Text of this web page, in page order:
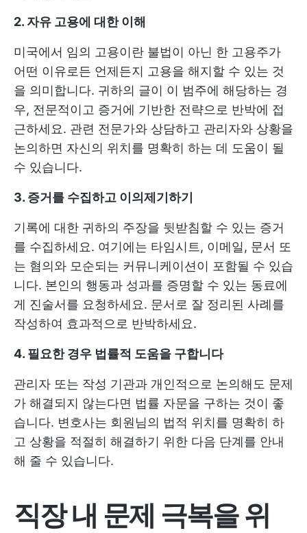
2. 자유 고용에 대한 이해
미국에서 임의 고용이란 불법이 아닌 한 고용주가
어떤 이유로든 언제든지 고용을 해지할 수 있는 것
을 의미합니다. 귀하의 글이 이 범주에 해당하는 경
우, 전문적이고 증거에 기반한 전략으로 반박에 접
근하세요. 관련 전문가와 상담하고 관리자와 상황을
논의하면 자신의 위치를 명확히 하는 데 도움이 될
수 있습니다.
3. 증거를 수집하고 이의제기 하기
기록에 대한 귀하의 주장을 뒷받침할 수 있는 증거
를 수집하세요. 여기에는 타임시트, 이메일, 문서 또
는 혐의와 모순되는 커뮤니케이션이 포함될 수 있습
니다. 본인의 행동과 성과를 증명할 수 있는 동료에
게 진술서를 요청하세요. 문서로 잘 정리된 사례를
작성하여 효과적으로 반박하세요.
4. 필요한 경우 법률적 도움을 구합니다
관리자 또는 작성 기관과 개인적으로 논의해도 문제
가 해결되지 않는다면 법률 자문을 구하는 것이 좋
습니다. 변호사는 회원님의 법적 위치를 명확히 하
고 상황을 적절히 해결하기 위한 다음 단계를 안내
해 줄 수 있습니다.
직장 내 문제 극복을 위